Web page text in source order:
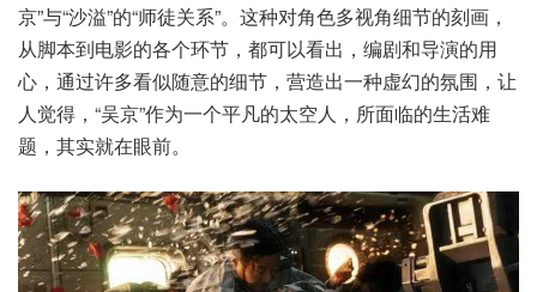
京”与“沙溢”的“师徒关系”。这种对角色多视角细节的刻画，
从脚本到电影的各个环节，都可以看出，编剧和导演的用
心，通过许多看似随意的细节，营造出一种虚幻的氛围，让
人觉得，“吴京”作为一个平凡的太空人，所面临的生活难
题，其实就在眼前。